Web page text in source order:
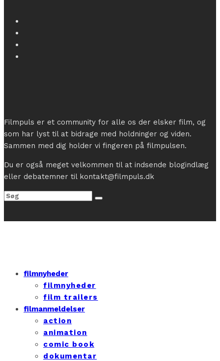
Filmpuls er et community for alle os der elsker film, og
som har lyst til at bidrage med holdninger og viden.
Sammen med dig holder vi fingeren på filmpulsen.
Du er også meget velkommen til at indsende blogindlæg
eller debatemner til kontakt@filmpuls.dk
filmnyheder
filmnyheder
film trailers
filmanmeldelser
action
animation
comic book
dokumentar